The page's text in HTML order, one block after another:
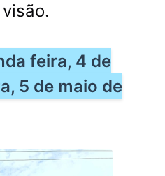
feira, 4 de
5 de maio de